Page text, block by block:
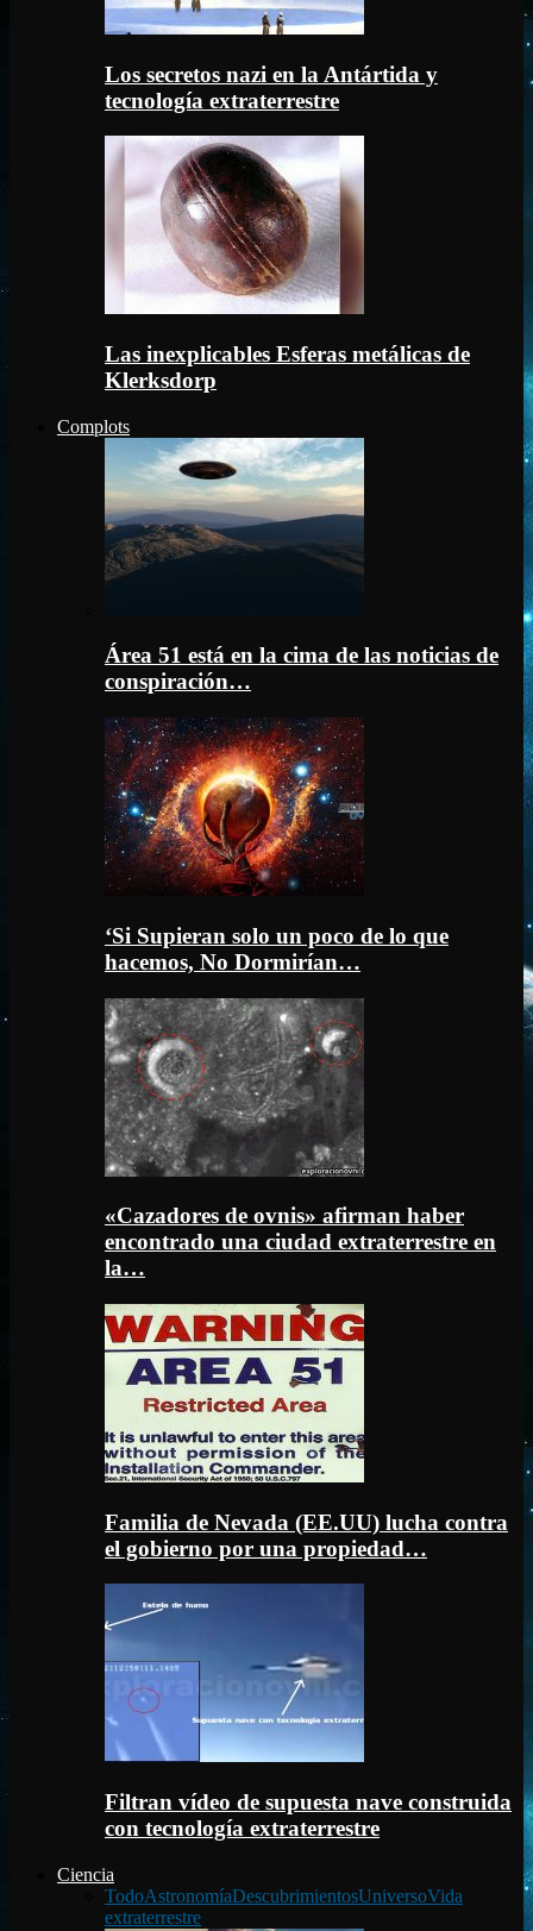
Los secretos nazi en la Antártida y
tecnología extraterrestre
Las inexplicables Esferas metálicas de
Klerksdorp
Complots
Área 51 está en la cima de las noticias de
conspiración…
‘Si Supieran solo un poco de lo que
hacemos, No Dormirían…
«Cazadores de ovnis» afirman haber
encontrado una ciudad extraterrestre en
la…
Familia de Nevada (EE.UU) lucha contra
el gobierno por una propiedad…
Filtran vídeo de supuesta nave construida
con tecnología extraterrestre
Ciencia
TodoAstronomíaDescubrimientosUniversoVida
extraterrestre